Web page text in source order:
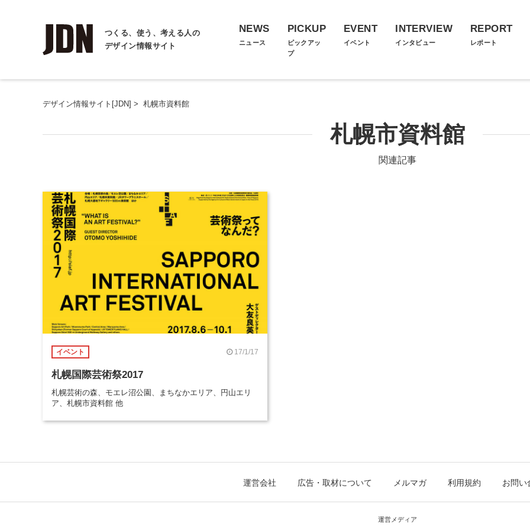
つくる、使う、考える人の
デザイン情報サイト
NEWS
ニュース
PICKUP
ピックアッ
プ
EVENT
イベント
INTERVIEW
インタビュー
REPORT
レポート
デザイン情報サイト[JDN] > 札幌市資料館
札幌市資料館
関連記事
イベント 17/1/17
札幌国際芸術祭2017
札幌芸術の森、モエレ沼公園、まちなかエリア、円山エリ
ア、札幌市資料館 他
運営会社 広告・取材について メルマガ 利用規約 お問い
運営メディア